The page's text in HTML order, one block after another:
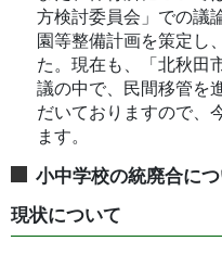
方検討委員会」での議
園等整備計画を策定し
た。現在も、「北秋田
議の中で、民間移管を
だいておりますので、
ます。
小中学校の統廃合に
現状について